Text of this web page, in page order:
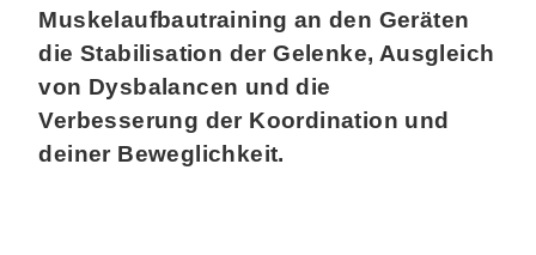
Muskelaufbautraining an den Geräten
die Stabilisation der Gelenke, Ausgleich
von Dysbalancen und die
Verbesserung der Koordination und
deiner Beweglichkeit.